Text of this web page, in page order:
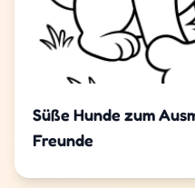
Süße Hunde zum
Freunde